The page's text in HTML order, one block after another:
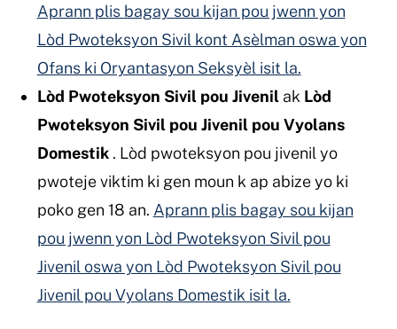
Aprann plis bagay sou kijan pou jwenn yon
Lòd Pwoteksyon Sivil kont Asèlman oswa yon
Ofans ki Oryantasyon Seksyèl isit la.
Lòd Pwoteksyon Sivil pou Jivenilak Lòd
Pwoteksyon Sivil pou Jivenil pou Vyolans
Domestik. Lòd pwoteksyon pou jivenil yo
pwoteje viktim ki gen moun k ap abize yo ki
poko gen 18 an. Aprann plis bagay sou kijan
pou jwenn yon Lòd Pwoteksyon Sivil pou
Jivenil oswa yon Lòd Pwoteksyon Sivil pou
Jivenil pou Vyolans Domestik isit la.